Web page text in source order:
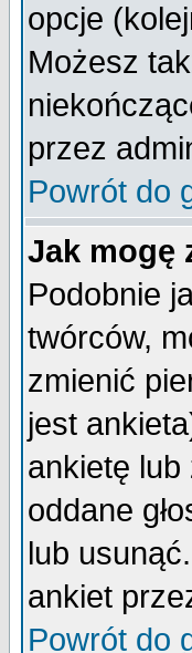
opcje
Możesz
przez
Powrót do
Jak mogę
Podobnie
twórców,
zmienić
jest
ankietę lub
oddane
lub
ankiet
Powrót do